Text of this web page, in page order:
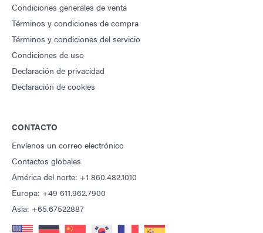
Condiciones generales de venta
Términos y condiciones de compra
Términos y condiciones del servicio
Condiciones de uso
Declaración de privacidad
Declaración de cookies
CONTACTO
Envíenos un correo electrónico
Contactos globales
América del norte: +1 860.482.1010
Europa: +49 611.962.7900
Asia: +65.67522887